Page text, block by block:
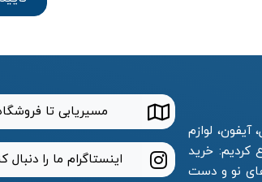
لوازم
کردیم: خرید
نو و دست
مسیریابی تا
اینستاگرام ما را دنبال